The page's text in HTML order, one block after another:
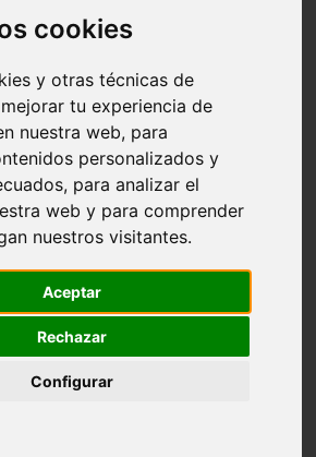
cookies
y otras técnicas de
tu experiencia de
nuestra web, para
personalizados y
para analizar el
web y para comprender
nuestros visitantes.
Aceptar
Rechazar
Configurar
de-sos
de-iguña
de-lillet